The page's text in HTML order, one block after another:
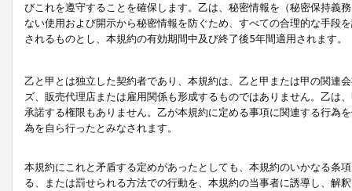
びこれを遵守することを確保します。乙は、秘密情報を（秘密保持義
ない使用および開示から秘密情報を防ぐため、すべての合理的な手段
されるものとし、本規約の有効期間中及び終了後5年間適用されます。
乙と甲とは独立した契約者であり、本規約は、乙と甲または甲の関連
ズ、販売代理店または雇用関係も形成するものではありません。乙は
承諾する権限もありません。乙が本規約に定める事項に関連する行為
為を自ら行ったとみなされます。
本規約にこれと矛盾する定めがあったとしても、本規約のいかなる条
る、または罰せられる方法での行動を、本規約の当事者に誘導し、解